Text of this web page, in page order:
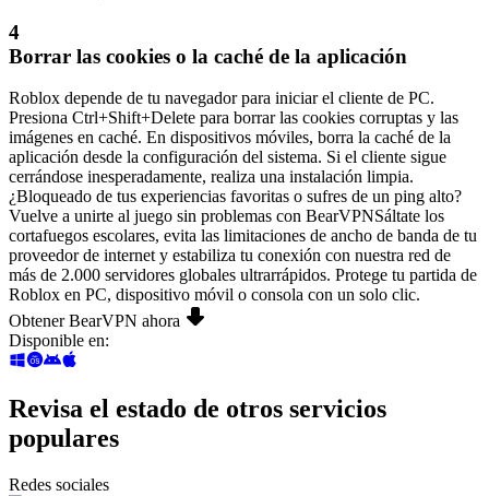
4
Borrar las cookies o la caché de la aplicación
Roblox depende de tu navegador para iniciar el cliente de PC.
Presiona Ctrl+Shift+Delete para borrar las cookies corruptas y las
imágenes en caché. En dispositivos móviles, borra la caché de la
aplicación desde la configuración del sistema. Si el cliente sigue
cerrándose inesperadamente, realiza una instalación limpia.
¿Bloqueado de tus experiencias favoritas o sufres de un ping alto?
Vuelve a unirte al juego sin problemas con BearVPNSáltate los
cortafuegos escolares, evita las limitaciones de ancho de banda de tu
proveedor de internet y estabiliza tu conexión con nuestra red de
más de 2.000 servidores globales ultrarrápidos. Protege tu partida de
Roblox en PC, dispositivo móvil o consola con un solo clic.
Obtener BearVPN ahora
Disponible en:
Revisa el estado de otros servicios
populares
Redes sociales